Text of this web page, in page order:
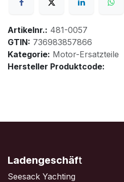
Artikelnr.: 481-0057
GTIN: 736983857866
Kategorie: Motor-Ersatzteile
Hersteller Produktcode:
Ladengeschäft
Seesack Yachting